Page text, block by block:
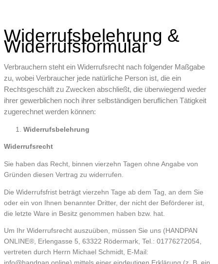
Widerrufsbelehrung &
Widerrufsformular
Verbrauchern steht ein Widerrufsrecht nach folgender Maßgabe
zu, wobei Verbraucher jede natürliche Person ist, die ein
Rechtsgeschäft zu Zwecken abschließt, die überwiegend weder
ihrer gewerblichen noch ihrer selbständigen beruflichen Tätigkeit
zugerechnet werden können:
Widerrufsbelehrung
Widerrufsrecht
Sie haben das Recht, binnen vierzehn Tagen ohne Angabe von
Gründen diesen Vertrag zu widerrufen.
Die Widerrufsfrist beträgt vierzehn Tage ab dem Tag, an dem Sie
oder ein von Ihnen benannter Dritter, der nicht der Beförderer ist,
die letzte Ware in Besitz genommen haben bzw. hat.
Um Ihr Widerrufsrecht auszuüben, müssen Sie uns (HANDPAN
ONLINE®, Erlengasse 5, 63322 Rödermark, Tel.: 01776272054,
vertreten durch Herrn Michael Schmidt, E-Mail: